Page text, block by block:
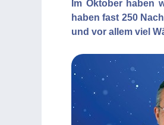
Im Oktober haben
haben fast 250
und vor allem viel